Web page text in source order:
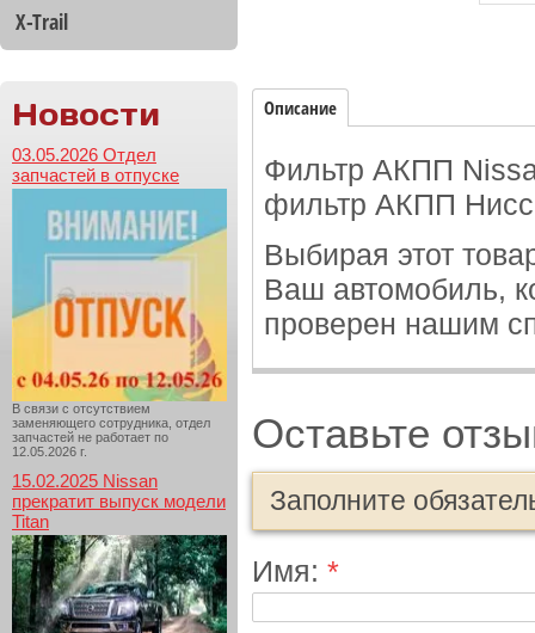
X-Trail
Новости
03.05.2026 Отдел
запчастей в отпуске
В связи с отсутствием
заменяющего сотрудника, отдел
запчастей не работает по
12.05.2026 г.
15.02.2025 Nissan
прекратит выпуск модели
Titan
Описание
Фильтр АКПП
фильтр АКПП
Выбирая этот
Ваш автомобиль,
проверен нашим
Оставьте
Заполните
Имя: *